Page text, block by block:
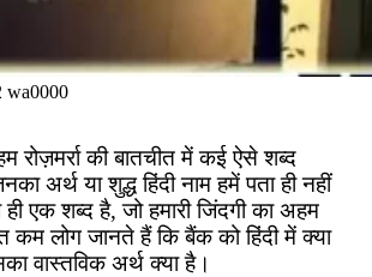
wa0000
की बातचीत में कई ऐसे शब्द
अर्थ या शुद्ध हिंदी नाम हमें पता ही नहीं
ही एक शब्द है, जो हमारी जिंदगी का अहम
कम लोग जानते हैं कि बैंक को हिंदी में क्या
वास्तविक अर्थ क्या है।